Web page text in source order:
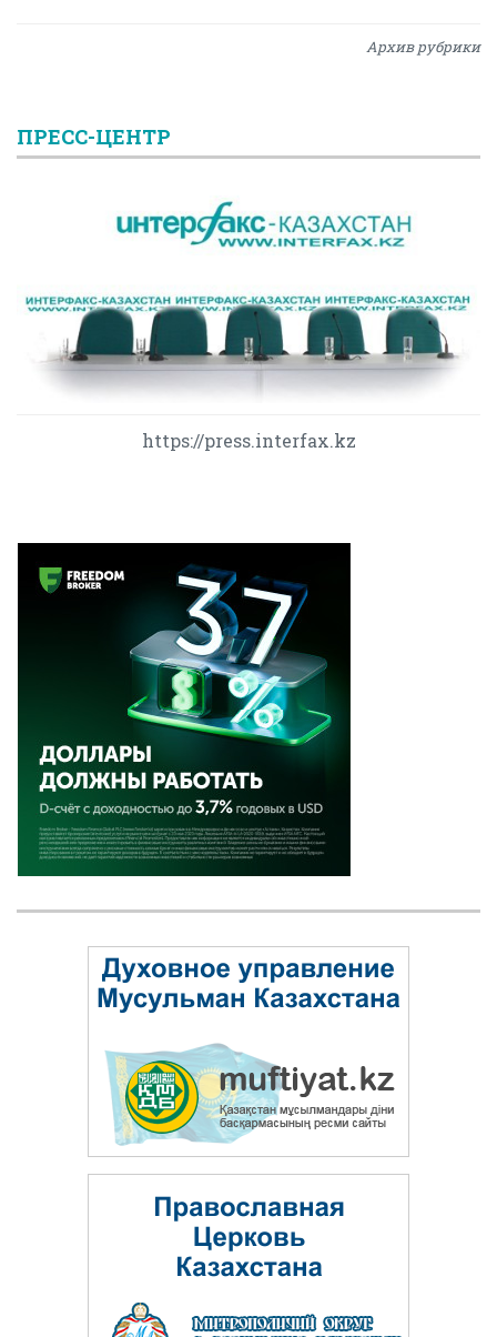
Архив рубрики
ПРЕСС-ЦЕНТР
https://press.interfax.kz